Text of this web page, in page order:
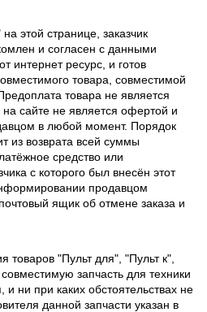
этой странице, заказчик
и согласен с данными
интернет ресурс, и готов
товара, совместимой
товара не является
сайте не является офертой и
в любой момент. Порядок
из возврата всей суммы
средство или
с которого был внесён этот
продавцом
ящик об отмене заказа и
товаров "Пульт для", "Пульт к",
запчасть для техники
и ни при каких обстоятельствах не
данной запчасти указан в